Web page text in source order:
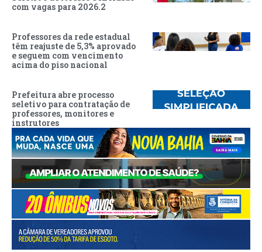
com vagas para 2026.2
Professores da rede estadual
têm reajuste de 5,3% aprovado
e seguem com vencimento
acima do piso nacional
Prefeitura abre processo
seletivo para contratação de
professores, monitores e
instrutores